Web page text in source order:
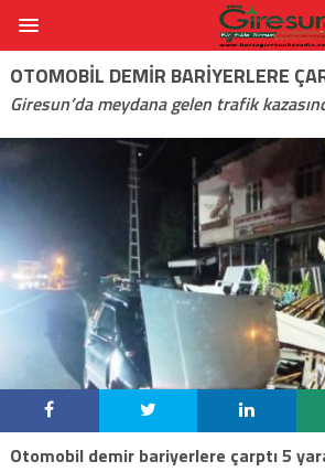
OTOMOBIL DEMIR BARIYERLERE
Giresun’da meydana gelen trafik
Otomobil demir bariyerlere çarptı 5